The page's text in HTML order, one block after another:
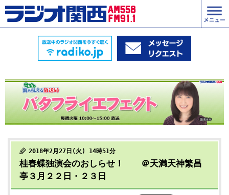
2018年2月27日(火) 14時51分
桂春蝶独演会のおしらせ！ ＠天満天神繁昌
亭３月２２日・２３日